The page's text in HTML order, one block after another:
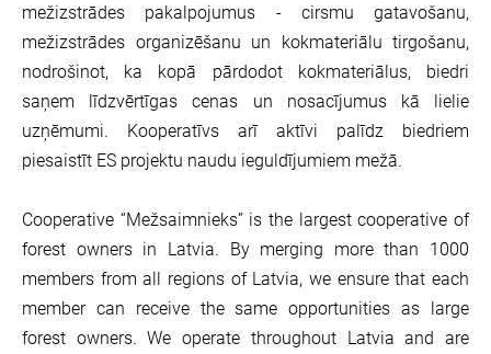
mežizstrādes pakalpojumus - cirsmu gatavošanu,
mežizstrādes organizēšanu un kokmateriālu tirgošanu,
nodrošinot, ka kopā pārdodot kokmateriālus, biedri
saņem līdzvērtīgas cenas un nosacījumus kā lielie
uzņēmumi. Kooperatīvs arī aktīvi palīdz biedriem
piesaistīt ES projektu naudu ieguldījumiem mežā.
Cooperative “Mežsaimnieks” is the largest cooperative of
forest owners in Latvia. By merging more than 1000
members from all regions of Latvia, we ensure that each
member can receive the same opportunities as large
forest owners. We operate throughout Latvia and are